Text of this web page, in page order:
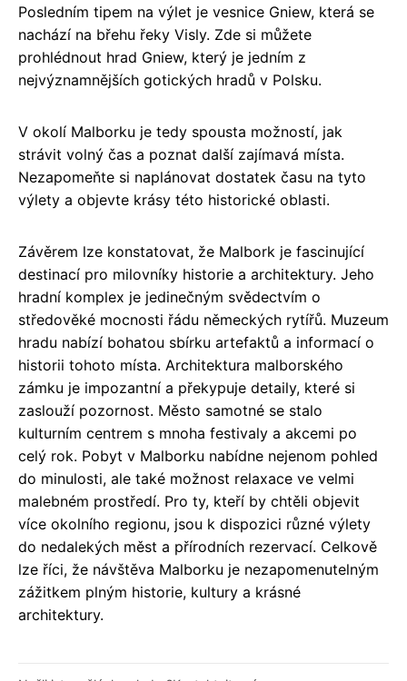
Posledním tipem na výlet je vesnice Gniew, která se
nachází na břehu řeky Visly. Zde si můžete
prohlédnout hrad Gniew, který je jedním z
nejvýznamnějších gotických hradů v Polsku.
V okolí Malborku je tedy spousta možností, jak
strávit volný čas a poznat další zajímavá místa.
Nezapomeňte si naplánovat dostatek času na tyto
výlety a objevte krásy této historické oblasti.
Závěrem lze konstatovat, že Malbork je fascinující
destinací pro milovníky historie a architektury. Jeho
hradní komplex je jedinečným svědectvím o
středověké mocnosti řádu německých rytířů. Muzeum
hradu nabízí bohatou sbírku artefaktů a informací o
historii tohoto místa. Architektura malborského
zámku je impozantní a překypuje detaily, které si
zaslouží pozornost. Město samotné se stalo
kulturním centrem s mnoha festivaly a akcemi po
celý rok. Pobyt v Malborku nabídne nejenom pohled
do minulosti, ale také možnost relaxace ve velmi
malebném prostředí. Pro ty, kteří by chtěli objevit
více okolního regionu, jsou k dispozici různé výlety
do nedalekých měst a přírodních rezervací. Celkově
lze říci, že návštěva Malborku je nezapomenutelným
zážitkem plným historie, kultury a krásné
architektury.